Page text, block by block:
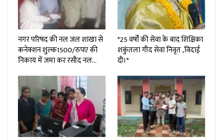
नगर परिषद की नल जल शाखा से
कनेक्शन शुल्क₹1500/रुपए की
निकाय में जमा कर रसीद नल…
*25 वर्षों की सेवा के बाद शिक्षिका
शकुंतला गीद सेवा निवृत ,विदाई
दी।*